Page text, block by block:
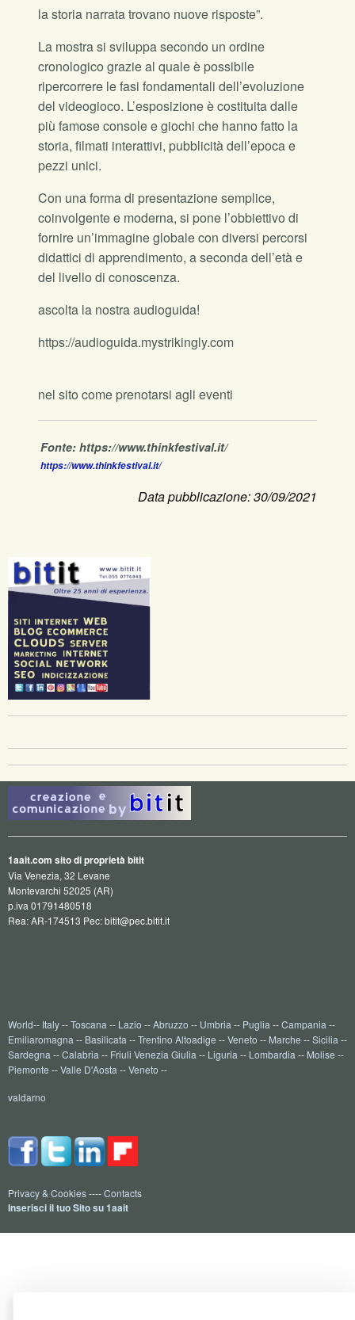
la storia narrata trovano nuove risposte”.
La mostra si sviluppa secondo un ordine
cronologico grazie al quale è possibile
ripercorrere le fasi fondamentali dell’evoluzione
del videogioco. L’esposizione è costituita dalle
più famose console e giochi che hanno fatto la
storia, filmati interattivi, pubblicità dell’epoca e
pezzi unici.
Con una forma di presentazione semplice,
coinvolgente e moderna, si pone l’obbiettivo di
fornire un’immagine globale con diversi percorsi
didattici di apprendimento, a seconda dell’età e
del livello di conoscenza.
ascolta la nostra audioguida!
https://audioguida.mystrikingly.com
nel sito come prenotarsi agli eventi
Fonte: https://www.thinkfestival.it/
https://www.thinkfestival.it/
Data pubblicazione: 30/09/2021
1aait.com sito di proprietà bitit
Via Venezia, 32 Levane
Montevarchi 52025 (AR)
p.iva 01791480518
Rea: AR-174513 Pec: bitit@pec.bitit.it
World-- Italy--Toscana -- Lazio --Abruzzo -- Umbria -- Puglia --Campania --
Emiliaromagna -- Basilicata --Trentino Altoadige --Veneto -- Marche --Sicilia --
Sardegna --Calabria -- Friuli Venezia Giulia -- Liguria -- Lombardia -- Molise --
Piemonte --Valle D'Aosta --Veneto --
valdarno
Privacy & Cookies----Contacts
Inserisci il tuo Sito su 1aait